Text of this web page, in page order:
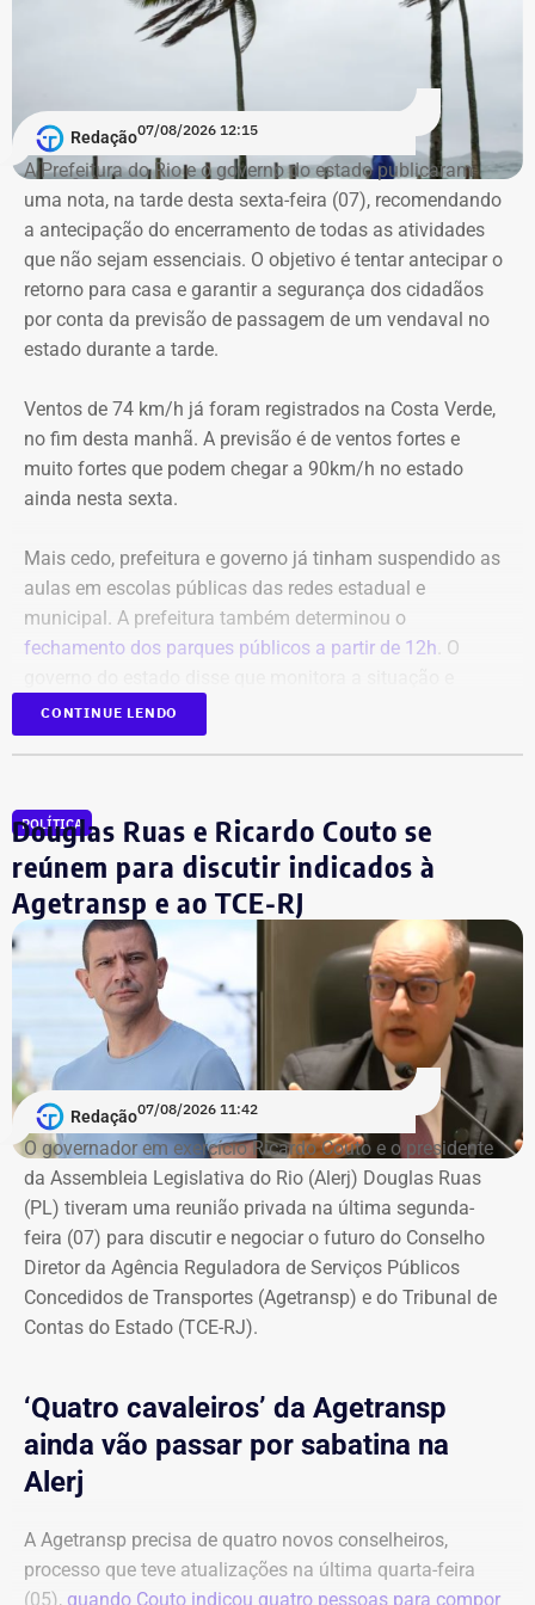
feira uma denúncia no Ministério Público do Trabalho
pedindo a anulação das demissões e a reintegração dos
trabalhadores dispensados.
Além da medida judicial, o SINTSAMA convocou uma
assembleia para a próxima quarta-feira (12), às 10h, em
frente à sede da Rio + Saneamento, em Santa Cruz, para
discutir os próximos passos da mobilização.
“Independentemente do resultado da conversa de hoje,
vamos lutar pela manutenção dos empregos e pelo
direito dos trabalhadores. A categoria não vai aceitar
Redação07/08/2026 12:15
A Prefeitura do Rio e o governo do estado publicaram
uma nota, na tarde desta sexta-feira (07), recomendando
a antecipação do encerramento de todas as atividades
que não sejam essenciais. O objetivo é tentar antecipar o
retorno para casa e garantir a segurança dos cidadãos
por conta da previsão de passagem de um vendaval no
estado durante a tarde.
Ventos de 74 km/h já foram registrados na Costa Verde,
no fim desta manhã. A previsão é de ventos fortes e
muito fortes que podem chegar a 90km/h no estado
ainda nesta sexta.
Mais cedo, prefeitura e governo já tinham suspendido as
aulas em escolas públicas das redes estadual e
municipal. A prefeitura também determinou o
fechamento dos parques públicos a partir de 12h . O
orientou a população a acompanhar os alertas da Defesa
Civil.
CONTINUE LENDO
POLÍTICA
Douglas Ruas e Ricardo Couto se
reúnem para discutir indicados à
Agetransp e ao TCE-RJ
Redação07/08/2026 11:42
O governador em exercício Ricardo Couto e o presidente
da Assembleia Legislativa do Rio (Alerj) Douglas Ruas
(PL) tiveram uma reunião privada na última segunda-
feira (07) para discutir e negociar o futuro do Conselho
Diretor da Agência Reguladora de Serviços Públicos
Concedidos de Transportes (Agetransp) e do Tribunal de
Contas do Estado (TCE-RJ).
‘Quatro cavaleiros’ da Agetransp
ainda vão passar por sabatina na
Alerj
A Agetransp precisa de quatro novos conselheiros,
processo que teve atualizações na última quarta-feira
(05), quando Couto indicou quatro pessoas para compor